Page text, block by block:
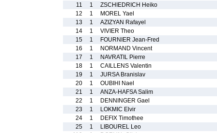
11
1
ZSCHIEDRICH Heiko
12
1
MOREL Yael
13
1
AZIZYAN Rafayel
14
1
VIVIER Theo
15
1
FOURNIER Jean-Fred
16
1
NORMAND Vincent
17
1
NAVRATIL Pierre
18
1
CAILLENS Valentin
19
1
JURSA Branislav
20
1
OUBIHI Nael
21
1
ANZA-HAFSA Salim
22
1
DENNINGER Gael
23
1
LOKMIC Elvir
24
1
DEFIX Timothee
25
1
LIBOUREL Leo